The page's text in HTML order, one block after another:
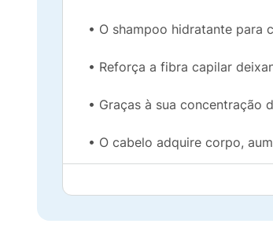
• O shampoo hidratante para
• Reforça a fibra capilar
• Graças à sua concentração
• O cabelo adquire corpo,
• Resgata profundamente
• Fórmula com lipídios e